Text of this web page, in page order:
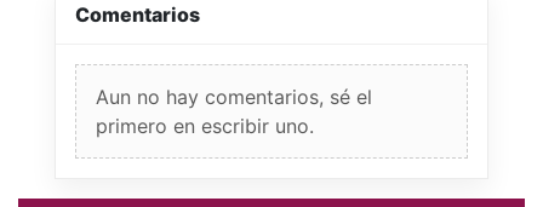
Comentarios
Aun no hay comentarios, sé el
primero en escribir uno.